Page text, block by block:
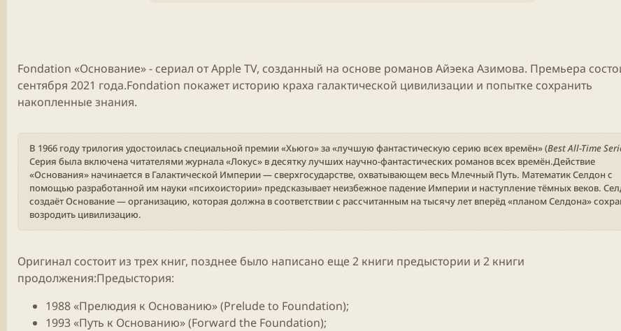
Fondation «Основание» -сериал от Apple TV, созданный на основе романов Айэека Азимова. Премьера
сентября 2021 года.Fondation покажет историю краха галактической цивилизации и попытке сохранить
накопленные знания.
В 1966 году трилогия удостоилась специальной премии «Хьюго» за «лучшую фантастическую серию всех времён» (Best All-Time
Серия была включена читателями журнала «Локус» в десятку лучших научно-фантастических романов всех времён.Действие
«Основания» начинается в Галактической Империи — сверхгосударстве, охватывающем весь Млечный Путь. Математик Селдон с
помощью разработанной им науки «психоистории» предсказывает неизбежное падение Империи и наступление тёмных веков.
создаёт Основание — организацию, которая должна в соответствии с рассчитанным на тысячу лет вперёд «планом Селдона»
возродить цивилизацию.
Оригинал состоит из трех книг, позднее было написано еще 2 книги предыстории и 2 книги
продолжения:Предыстория:
1988 «Прелюдия к Основанию» (Prelude to Foundation);
1993 «Путь к Основанию» (Forward the Foundation);